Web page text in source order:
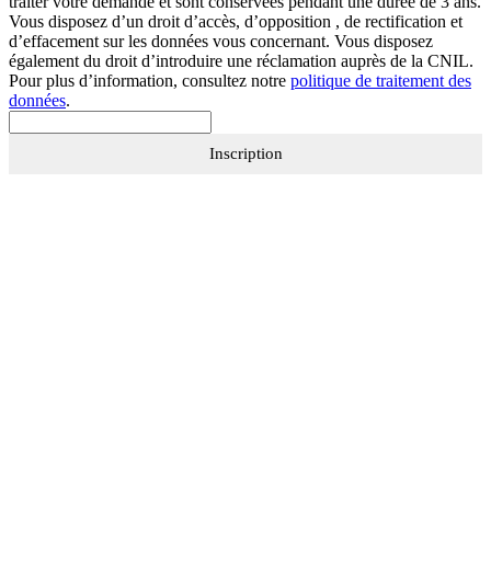
Vous disposez d’un droit d’accès, d’opposition , de rectification et
d’effacement sur les données vous concernant. Vous disposez
également du droit d’introduire une réclamation auprès de la CNIL.
Pour plus d’information, consultez notre politique de traitement des
données.
Inscription